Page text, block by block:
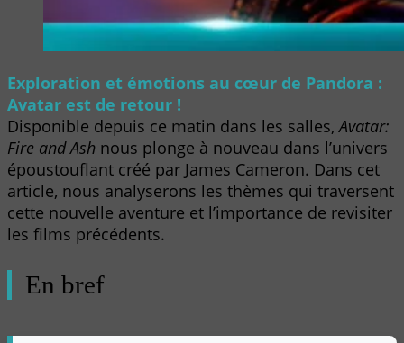
Exploration et émotions au cœur de Pandora :
Avatar est de retour !
Disponible depuis ce matin dans les salles, Avatar:
Fire and Ash nous plonge à nouveau dans l’univers
époustouflant créé par James Cameron. Dans cet
article, nous analyserons les thèmes qui traversent
cette nouvelle aventure et l’importance de revisiter
les films précédents.
En bref